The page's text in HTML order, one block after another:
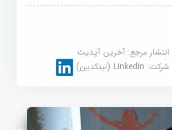
انتشار مرجع:آخرین آپدیت
شرکت:Linkedin (لینکدین)